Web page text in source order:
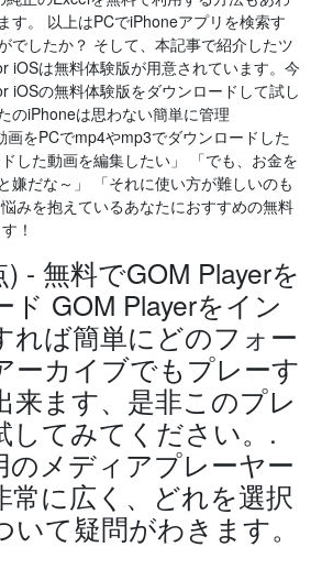
す。 以上はPCでiPhoneアプリを検索す
でしたか？ そして、本記事で紹介したツ
iOSは無料体験版が用意されています。今
iOSの無料体験版をダウンロードして試し
のiPhoneは思わない簡単に管理
画をPCでmp4やmp3でダウンロードした
した動画を編集したい」 「でも、お金を
嫌だな～」 「それに使い方が難しいのも
みを抱えているあなたにおすすめの無料
！
- 無料でGOM Playerを
ド GOM Playerをイン
れば簡単にどのフォー
ーカイブでもプレーす
来ます、是非このプレ
してみてください。.
のメディアプレーヤー
常に広く、どれを選択
て疑問がわきます。